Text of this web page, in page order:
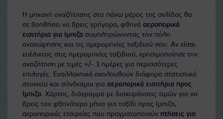
Η μηχανή αναζήτησης στο πάνω μέρος της σελίδας θα
σε βοηθήσει να βρεις γρήγορα, φθηνά αεροπορικά
εισιτήρια για Ιμπιζα συμπληρώνοντας την πόλη
αναχώρησης και τις ημερομηνίες ταξιδιού σου. Αν είσαι
ευέλικτος στις ημερομηνίες ταξιδιού, χρησιμοποίησε την
αναζήτηση με τιμές +/- 3 ημέρες για περισσότερες
επιλογές. Εναλλακτικά ακολουθούν διάφορα στατιστικά
στοιχεία και σύνδεσμοι για αεροπορικά εισιτήρια προς
Ιμπιζα. Χάρτης, διάγραμμα με διακυμάνσεις τιμών για να
βρεις τον φθηνότερο μήνα για ταξίδι προς Ιμπιζα,
αεροπορικές εταιρείες που πραγματοποιούν πτήσεις για